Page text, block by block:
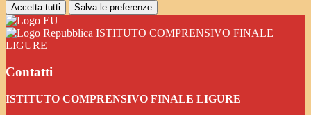
Accetta tutti Salva le preferenze
ISTITUTO COMPRENSIVO FINALE
LIGURE
Contatti
ISTITUTO COMPRENSIVO FINALE LIGURE